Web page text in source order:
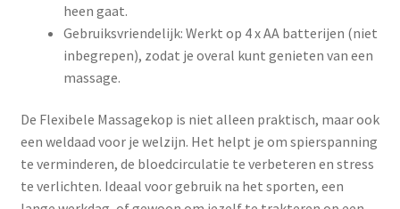
heen gaat.
Gebruiksvriendelijk: Werkt op 4 x AA batterijen (niet
inbegrepen), zodat je overal kunt genieten van een
massage.
De Flexibele Massagekop is niet alleen praktisch, maar ook
een weldaad voor je welzijn. Het helpt je om spierspanning
te verminderen, de bloedcirculatie te verbeteren en stress
te verlichten. Ideaal voor gebruik na het sporten, een